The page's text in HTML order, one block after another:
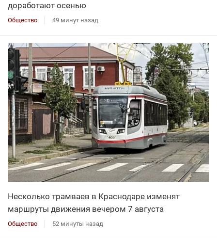
доработают осенью
Общество 49 минут назад
Несколько трамваев в Краснодаре изменят
маршруты движения вечером 7 августа
Общество 52 минуты назад